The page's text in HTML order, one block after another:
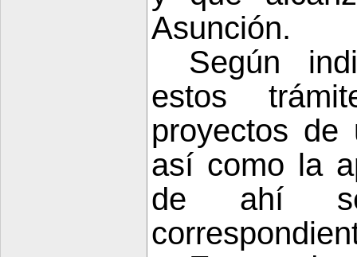
Asunción.
Según
estos
proyectos de
así como la
de ahí